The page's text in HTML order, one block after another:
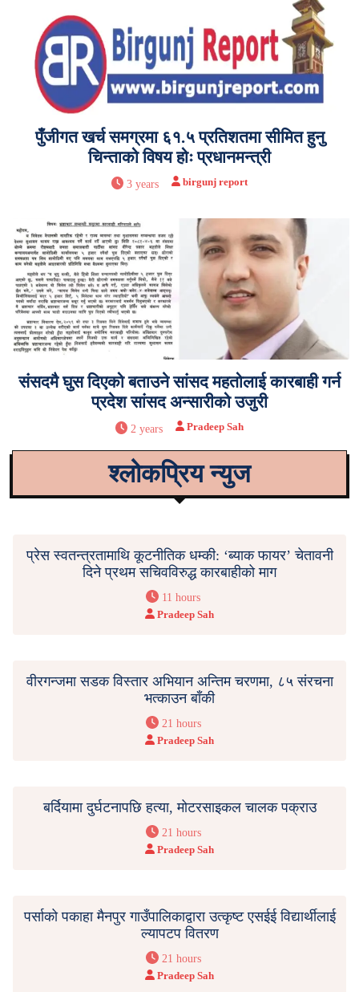
पुँजीगत खर्च समग्रमा ६१.५ प्रतिशतमा सीमित हुनु
चिन्ताको विषय होः प्रधानमन्त्री
3 years birgunj report
संसदमै घुस दिएको बताउने सांसद महतोलाई कारबाही गर्न
प्रदेश सांसद अन्सारीको उजुरी
2 years Pradeep Sah
श्लोकप्रिय न्युज
प्रेस स्वतन्त्रतामाथि कूटनीतिक धम्की: ‘ब्याक फायर’ चेतावनी
दिने प्रथम सचिवविरुद्ध कारबाहीको माग
11 hours
Pradeep Sah
वीरगन्जमा सडक विस्तार अभियान अन्तिम चरणमा, ८५ संरचना
भत्काउन बाँकी
21 hours
Pradeep Sah
बर्दियामा दुर्घटनापछि हत्या, मोटरसाइकल चालक पक्राउ
21 hours
Pradeep Sah
पर्साको पकाहा मैनपुर गाउँपालिकाद्वारा उत्कृष्ट एसईई विद्यार्थीलाई
ल्यापटप वितरण
21 hours
Pradeep Sah